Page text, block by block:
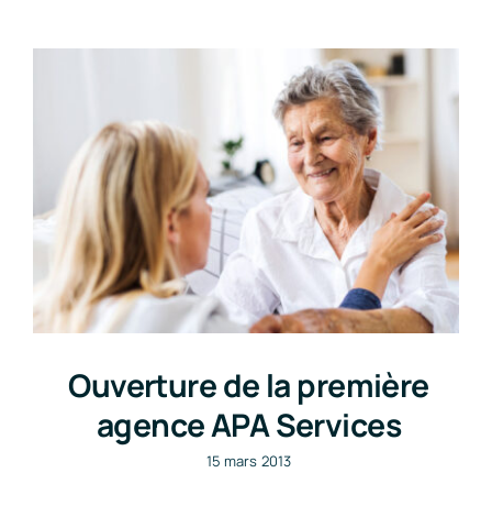
Ouverture de la première
agence APA Services
15 mars 2013